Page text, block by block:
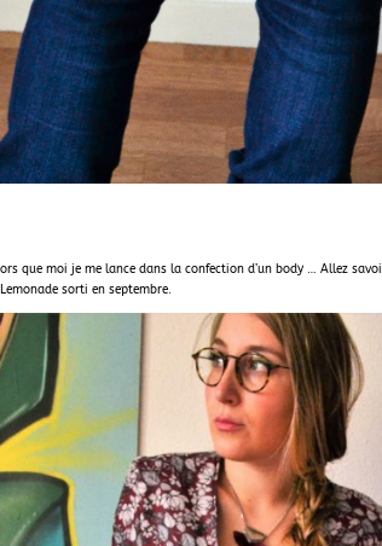
que moi je me lance dans la confection d’un body … Allez
sorti en septembre.